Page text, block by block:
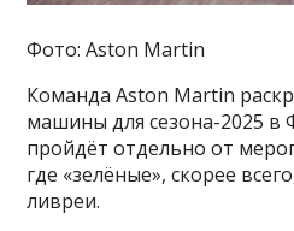
Фото: Aston Martin
Команда Aston Martin
машины для сезона-2025 в
пройдёт отдельно от
где «зелёные», скорее
ливреи.